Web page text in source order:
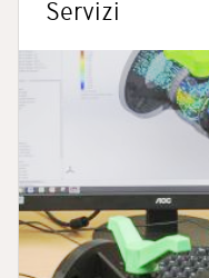
Servizi